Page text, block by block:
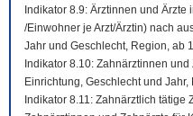
Indikator 8.9: Ärztinnen und
/Einwohner je Arzt/Ärztin) nach
Jahr und Geschlecht, Region, ab
Indikator 8.10: Zahnärztinnen
Einrichtung, Geschlecht und
Indikator 8.11: Zahnärztlich tätige